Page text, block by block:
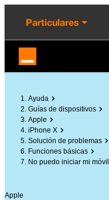
principal
la página
Particulares
Ayuda
Guías de dispositivos
Apple
iPhone X
Solución de problemas
Funciones básicas
No puedo iniciar mi móvil
Apple